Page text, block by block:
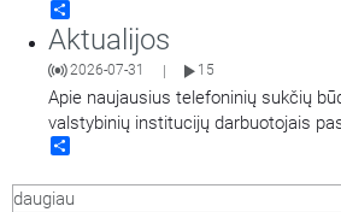
atspindi šie pasirinkimai ir ką apie jas
Kalba Vilniaus šv. Pranciškaus
psichologas Arūnas Peškaitis OFM.
Aktualijos
2026-07-31 15
Apie naujausius telefoninių sukčių
valstybinių institucijų darbuotojais
poliklinikos komunikacijos ir viešųjų
direktoriaus pavaduotojas Rokas
daugiau